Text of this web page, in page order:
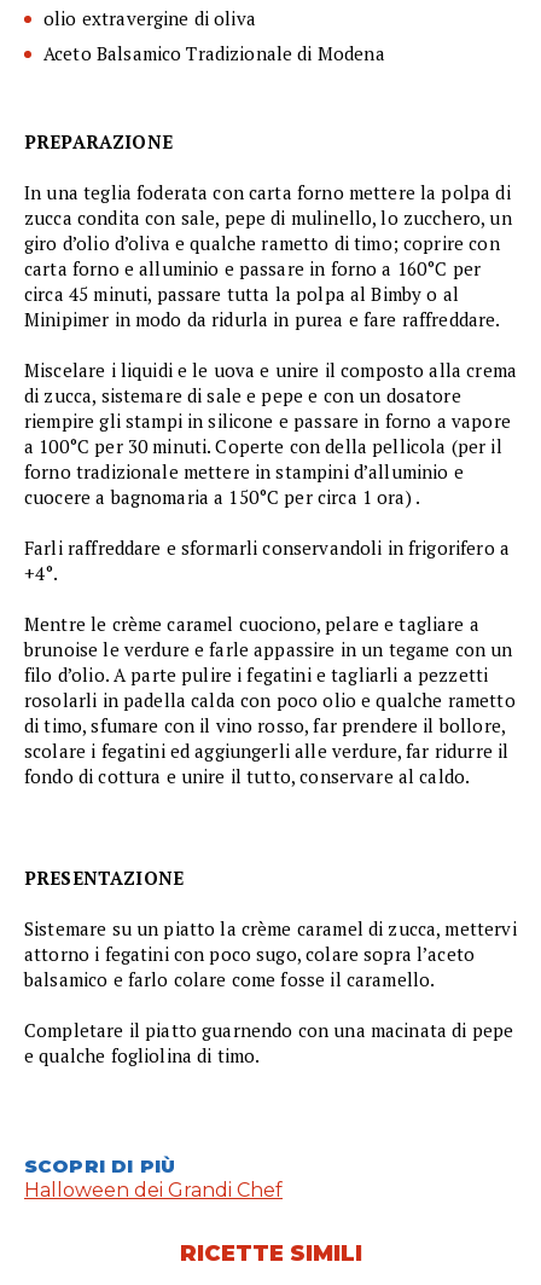
olio extravergine di oliva
Aceto Balsamico Tradizionale di Modena
PREPARAZIONE
In una teglia foderata con carta forno mettere la polpa di
zucca condita con sale, pepe di mulinello, lo zucchero, un
giro d’olio d’oliva e qualche rametto di timo; coprire con
carta forno e alluminio e passare in forno a 160°C per
circa 45 minuti, passare tutta la polpa al Bimby o al
Minipimer in modo da ridurla in purea e fare raffreddare.
Miscelare i liquidi e le uova e unire il composto alla crema
di zucca, sistemare di sale e pepe e con un dosatore
riempire gli stampi in silicone e passare in forno a vapore
a 100°C per 30 minuti. Coperte con della pellicola (per il
forno tradizionale mettere in stampini d’alluminio e
cuocere a bagnomaria a 150°C per circa 1 ora) .
Farli raffreddare e sformarli conservandoli in frigorifero a
+4°.
Mentre le crème caramel cuociono, pelare e tagliare a
brunoise le verdure e farle appassire in un tegame con un
filo d’olio. A parte pulire i fegatini e tagliarli a pezzetti
rosolarli in padella calda con poco olio e qualche rametto
di timo, sfumare con il vino rosso, far prendere il bollore,
scolare i fegatini ed aggiungerli alle verdure, far ridurre il
fondo di cottura e unire il tutto, conservare al caldo.
PRESENTAZIONE
Sistemare su un piatto la crème caramel di zucca, mettervi
attorno i fegatini con poco sugo, colare sopra l’aceto
balsamico e farlo colare come fosse il caramello.
Completare il piatto guarnendo con una macinata di pepe
e qualche fogliolina di timo.
SCOPRI DI PIÙ
Halloween dei Grandi Chef
RICETTE SIMILI